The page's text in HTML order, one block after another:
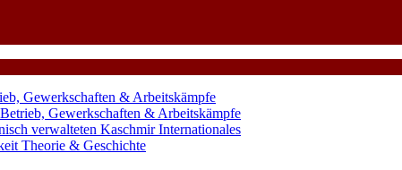
Gewerkschaften & Arbeitskämpfe
Betrieb, Gewerkschaften & Arbeitskämpfe
verwalteten KaschmirInternationales
Theorie & Geschichte